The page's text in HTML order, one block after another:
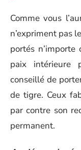
Comme vous
n’expriment pas
portés n’importe
paix intérieure
conseillé de
de tigre. Ceux
par contre son
permanent.